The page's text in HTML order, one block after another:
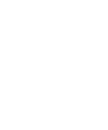
через